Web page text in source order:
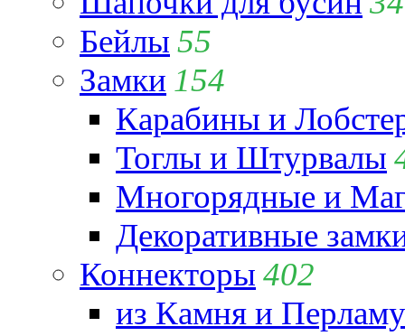
Бейлы 55
Замки 154
Карабины и
Тоглы и Штурвалы
Многорядные и
Декоративные
Коннекторы 402
из Камня и